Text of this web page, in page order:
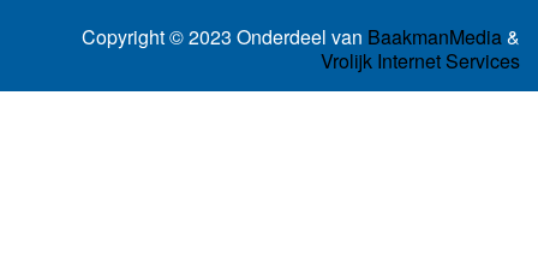
Copyright © 2023 Onderdeel van BaakmanMedia&
Vrolijk Internet Services